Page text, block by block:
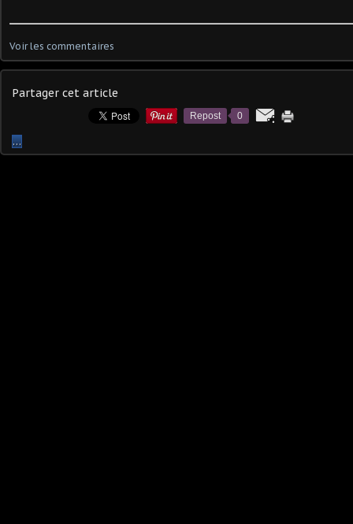
Voir les commentaires
Partager cet article
Repost 0
…